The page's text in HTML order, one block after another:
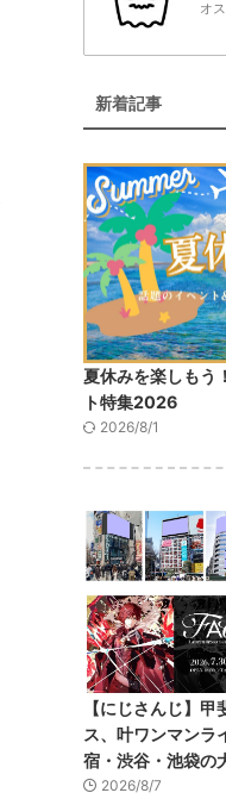
オ
新着記事
夏休みを楽しもう
ト特集2026
2026/8/1
【にじさんじ】
ス、叶ワンマンラ
宿・渋谷・池袋の
2026/8/7